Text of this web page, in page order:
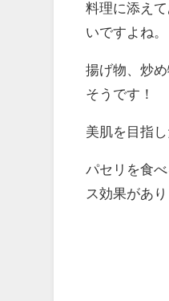
料理に添え
いですよね。
揚げ物、炒
そうです！
美肌を目指
パセリを食
ス効果があり